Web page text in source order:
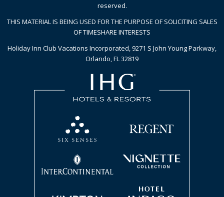
reserved.
THIS MATERIAL IS BEING USED FOR THE PURPOSE OF SOLICITING SALES
OF TIMESHARE INTERESTS
Holiday Inn Club Vacations Incorporated, 9271 S John Young Parkway,
Orlando, FL 32819